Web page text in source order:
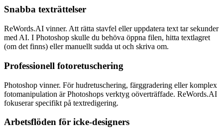
Snabba texträttelser
ReWords.AI vinner. Att rätta stavfel eller uppdatera text tar sekunder
med AI. I Photoshop skulle du behöva öppna filen, hitta textlagret
(om det finns) eller manuellt sudda ut och skriva om.
Professionell fotoretuschering
Photoshop vinner. För hudretuschering, färggradering eller komplex
fotomanipulation är Photoshops verktyg oöverträffade. ReWords.AI
fokuserar specifikt på textredigering.
Arbetsflöden för icke-designers